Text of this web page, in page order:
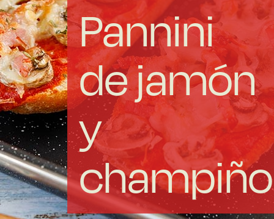
Sostenibles
Somos Cooperativa
Cocinando
Las Noticias
Instrucciones de seguridad
FAQ
Pannini
de jamón
y